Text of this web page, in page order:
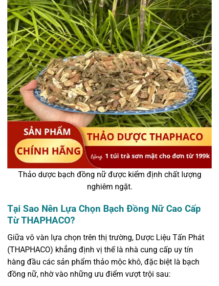
Thảo dược bạch đồng nữ được kiểm định chất lượng
nghiêm ngặt.
Tại Sao Nên Lựa Chọn Bạch Đồng Nữ Cao Cấp
Từ THAPHACO?
Giữa vô vàn lựa chọn trên thị trường, Dược Liệu Tấn Phát
(THAPHACO) khẳng định vị thế là nhà cung cấp uy tín
hàng đầu các sản phẩm thảo mộc khô, đặc biệt là bạch
đồng nữ, nhờ vào những ưu điểm vượt trội sau: